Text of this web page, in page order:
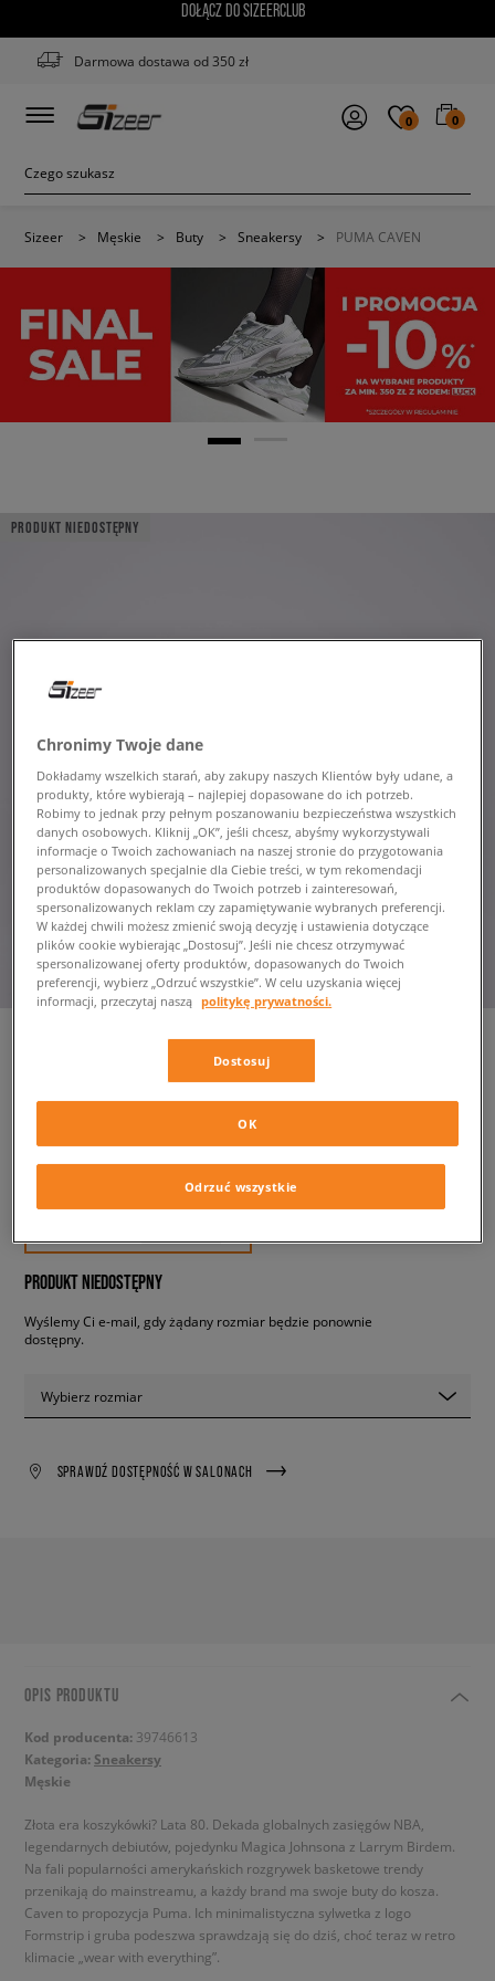
DOŁĄCZ DO SIZEERCLUB
Darmowa dostawa od 350 zł
0 0
Sizeer > Męskie > Buty > Sneakersy > PUMA CAVEN
PRODUKT NIEDOSTĘPNY
PRODUKT NIEDOSTĘPNY
Wyślemy Ci e-mail, gdy żądany rozmiar będzie ponownie
dostępny.
Wybierz rozmiar
SPRAWDŹ DOSTĘPNOŚĆ W SALONACH
OPIS PRODUKTU
Kod producenta: 39746613
Kategoria: Sneakersy
Męskie
Złota era koszykówki? Lata 80. Dekada globalnych zasięgów NBA,
legendarnych debiutów, pojedynku Magica Johnsona z Larrym Birdem.
Na fali popularności amerykańskich rozgrywek basketowe trendy
przenikają do mainstreamu, a każdy brand ma swoje buty do kosza.
Caven to propozycja Puma. Ich minimalistyczna sylwetka z logo
Formstrip i gruba podeszwa sprawdzają się do dziś, choć teraz w retro
klimacie „wear with everything”.
Chronimy Twoje dane
Dokładamy wszelkich starań, aby zakupy naszych Klientów były udane, a
produkty, które wybierają – najlepiej dopasowane do ich potrzeb.
Robimy to jednak przy pełnym poszanowaniu bezpieczeństwa wszystkich
danych osobowych. Kliknij „OK”, jeśli chcesz, abyśmy wykorzystywali
informacje o Twoich zachowaniach na naszej stronie do przygotowania
personalizowanych specjalnie dla Ciebie treści, w tym rekomendacji
produktów dopasowanych do Twoich potrzeb i zainteresowań,
spersonalizowanych reklam czy zapamiętywanie wybranych preferencji.
W każdej chwili możesz zmienić swoją decyzję i ustawienia dotyczące
plików cookie wybierając „Dostosuj”. Jeśli nie chcesz otrzymywać
spersonalizowanej oferty produktów, dopasowanych do Twoich
preferencji, wybierz „Odrzuć wszystkie”. W celu uzyskania więcej
informacji, przeczytaj naszą politykę prywatności.
Dostosuj
Odrzuć wszystkie
OK